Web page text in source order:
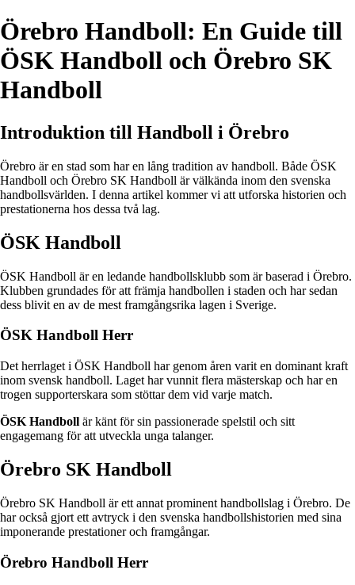
Örebro Handboll: En Guide till
ÖSK Handboll och Örebro SK
Handboll
Introduktion till Handboll i Örebro
Örebro är en stad som har en lång tradition av handboll. Både ÖSK
Handboll och Örebro SK Handboll är välkända inom den svenska
handbollsvärlden. I denna artikel kommer vi att utforska historien och
prestationerna hos dessa två lag.
ÖSK Handboll
ÖSK Handboll är en ledande handbollsklubb som är baserad i Örebro.
Klubben grundades för att främja handbollen i staden och har sedan
dess blivit en av de mest framgångsrika lagen i Sverige.
ÖSK Handboll Herr
Det herrlaget i ÖSK Handboll har genom åren varit en dominant kraft
inom svensk handboll. Laget har vunnit flera mästerskap och har en
trogen supporterskara som stöttar dem vid varje match.
ÖSK Handboll är känt för sin passionerade spelstil och sitt
engagemang för att utveckla unga talanger.
Örebro SK Handboll
Örebro SK Handboll är ett annat prominent handbollslag i Örebro. De
har också gjort ett avtryck i den svenska handbollshistorien med sina
imponerande prestationer och framgångar.
Örebro Handboll Herr